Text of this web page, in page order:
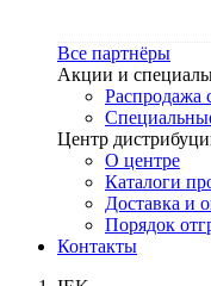
Все партнёры
Акции и
Распродажа
Центр
О центре
Каталоги
Доставка и
Порядок
Контакты